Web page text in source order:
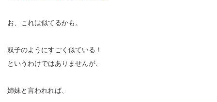
お、これは似てるかも。
双子のようにすごく似ている！
というわけではありませんが、
姉妹と言われれば、